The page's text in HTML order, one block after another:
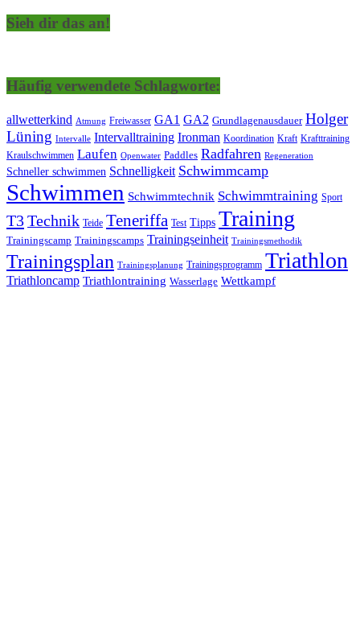
Sieh dir das an!
Häufig verwendete Schlagworte:
allwetterkind Atmung Freiwasser GA1 GA2 Grundlagenausdauer Holger
Lüning Intervalle Intervalltraining Ironman Koordination Kraft Krafttraining
Kraulschwimmen Laufen Openwater Paddles Radfahren Regeneration
Schneller schwimmen Schnelligkeit Schwimmcamp
Schwimmen Schwimmtechnik Schwimmtraining Sport
T3Technik Teide Teneriffa Test Tipps Training
Trainingscamp Trainingscamps Trainingseinheit Trainingsmethodik
Trainingsplan Trainingsplanung Trainingsprogramm Triathlon
Triathloncamp Triathlontraining Wasserlage Wettkampf